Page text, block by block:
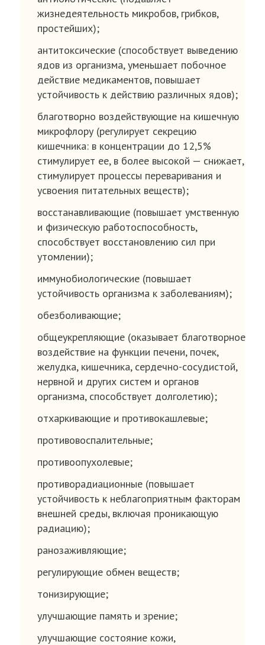
жизнедеятельность микробов, грибков,
простейших);
антитоксические (способствует выведению
ядов из организма, уменьшает побочное
действие медикаментов, повышает
устойчивость к действию различных ядов);
благотворно воздействующие на кишечную
микрофлору (регулирует секрецию
кишечника: в концентрации до 12,5%
стимулирует ее, в более высокой — снижает,
стимулирует процессы переваривания и
усвоения питательных веществ);
восстанавливающие (повышает умственную
и физическую работоспособность,
способствует восстановлению сил при
утомлении);
иммунобиологические (повышает
устойчивость организма к заболеваниям);
обезболивающие;
общеукрепляющие (оказывает благотворное
воздействие на функции печени, почек,
желудка, кишечника, сердечно-сосудистой,
нервной и других систем и органов
организма, способствует долголетию);
отхаркивающие и противокашлевые;
противовоспалительные;
противоопухолевые;
противорадиационные (повышает
устойчивость к неблагоприятным факторам
внешней среды, включая проникающую
радиацию);
ранозаживляющие;
регулирующие обмен веществ;
тонизирующие;
улучшающие память и зрение;
улучшающие состояние кожи,